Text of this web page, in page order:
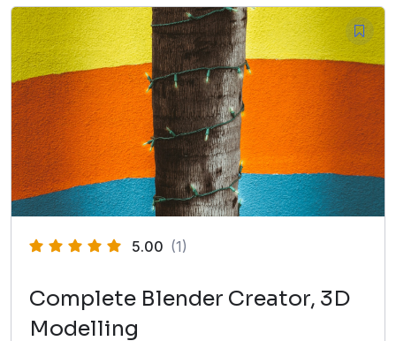
5.00 (1)
Complete Blender Creator, 3D
Modelling